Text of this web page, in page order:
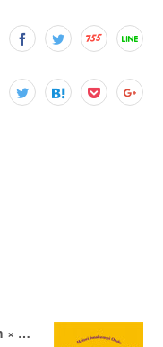
1/14(水)Digital Release!!! Analogfish × moools 「Heisei Imokempi Ondo」